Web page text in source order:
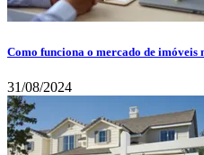
Como funciona o mercado de imóveis
31/08/2024